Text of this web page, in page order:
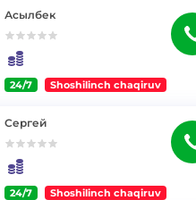
Асылбек
24/7 Shoshilinch chaqiruv
Сергей
24/7 Shoshilinch chaqiruv